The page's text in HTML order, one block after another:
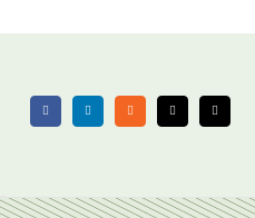
FacebookLinkedIn Rss X Email